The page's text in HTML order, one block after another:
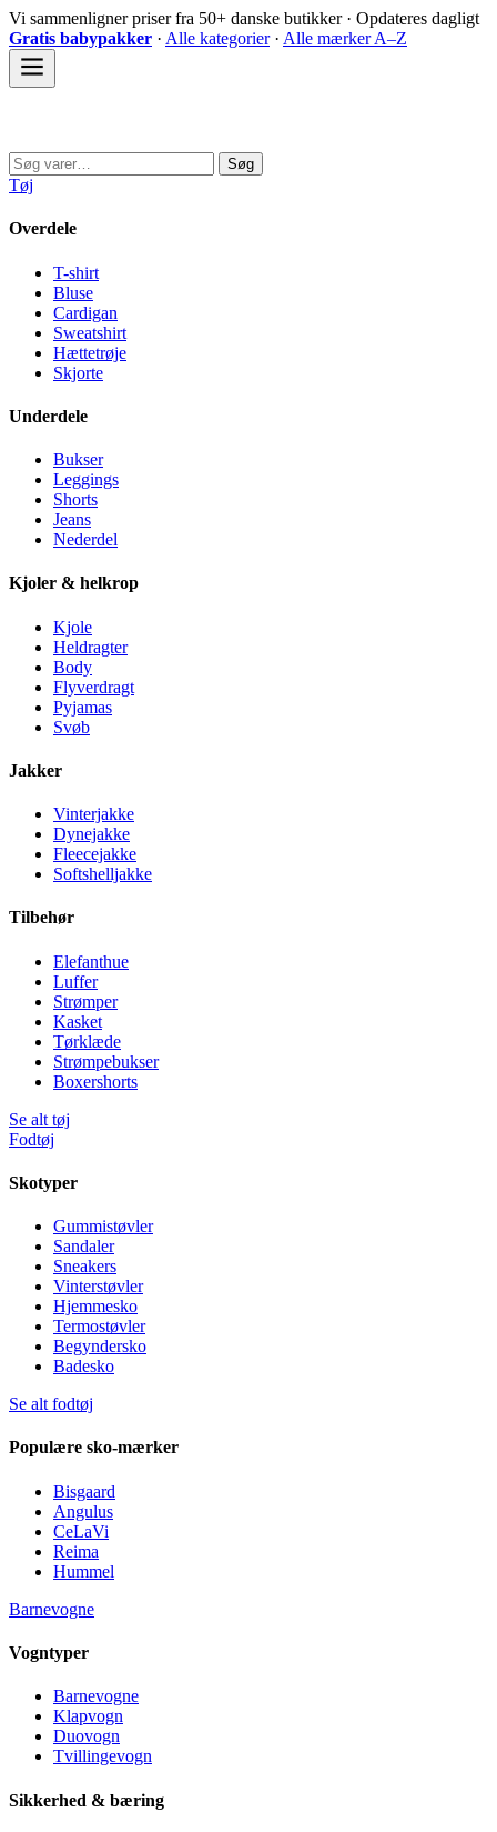
Spring
til
indhold
Vi sammenligner priser fra 50+ danske butikker · Opdateres dagligt
Gratis babypakker · Alle kategorier· Alle mærker A–Z
Søg
efter:
Søg
Tøj
Overdele
T-shirt
Bluse
Cardigan
Sweatshirt
Hættetrøje
Skjorte
Underdele
Bukser
Leggings
Shorts
Jeans
Nederdel
Kjoler & helkrop
Kjole
Heldragter
Body
Flyverdragt
Pyjamas
Svøb
Jakker
Vinterjakke
Dynejakke
Fleecejakke
Softshelljakke
Tilbehør
Elefanthue
Luffer
Strømper
Kasket
Tørklæde
Strømpebukser
Boxershorts
Se alt tøj
Fodtøj
Skotyper
Gummistøvler
Sandaler
Sneakers
Vinterstøvler
Hjemmesko
Termostøvler
Begyndersko
Badesko
Se alt fodtøj
Populære sko-mærker
Bisgaard
Angulus
CeLaVi
Reima
Hummel
Barnevogne
Vogntyper
Barnevogne
Klapvogn
Duovogn
Tvillingevogn
Sikkerhed & bæring